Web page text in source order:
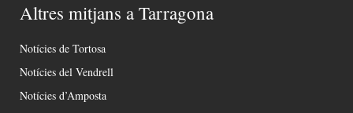
Altres mitjans a Tarragona
Notícies de Tortosa
Notícies del Vendrell
Notícies d’Amposta